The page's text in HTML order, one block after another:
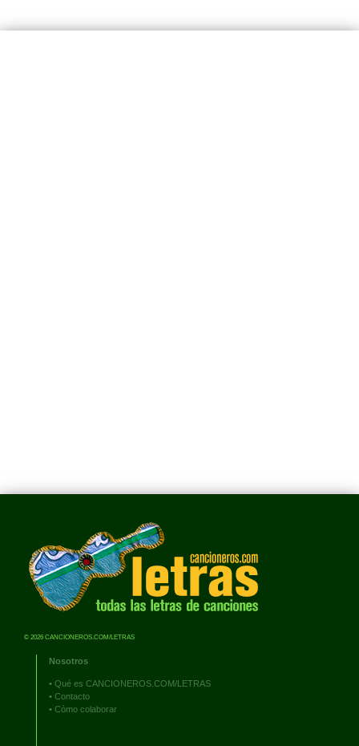
© 2026 CANCIONEROS.COM/LETRAS
Nosotros
• Qué es CANCIONEROS.COM/LETRAS
• Contacto
• Cómo colaborar